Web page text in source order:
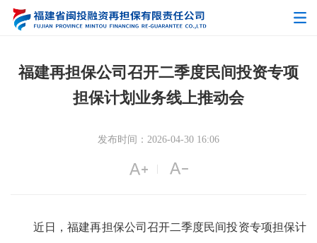
福建再担保公司召开二季度民间投资专项
担保计划业务线上推动会
发布时间：2026-04-30 16:06
近日，福建再担保公司召开二季度民间投资专项担保计